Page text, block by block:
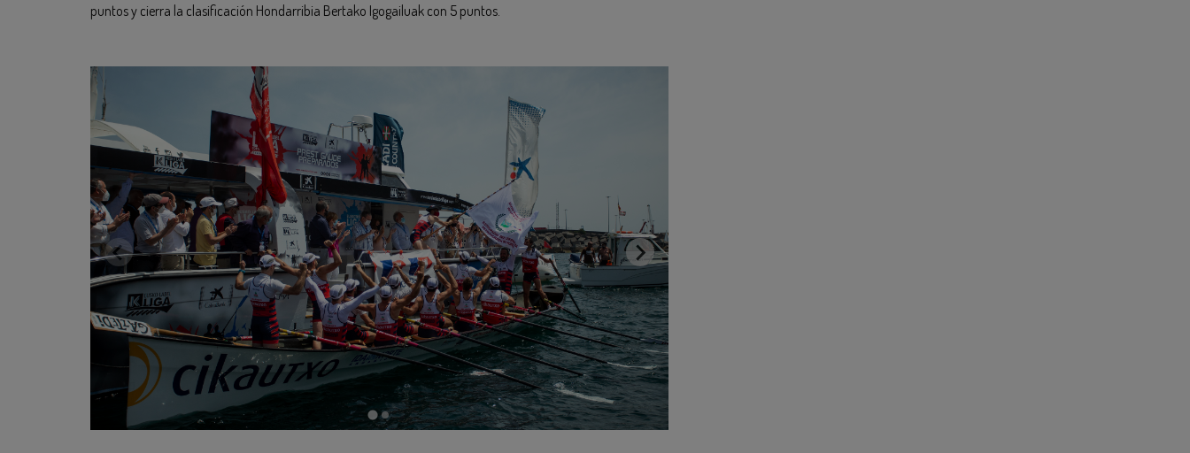
puntos y cierra la clasificación Hondarribia Bertako Igogailuak con 5 puntos.